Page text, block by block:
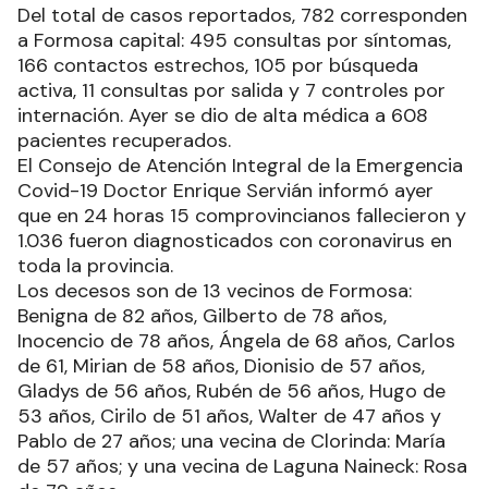
Del total de casos reportados, 782 corresponden
a Formosa capital: 495 consultas por síntomas,
166 contactos estrechos, 105 por búsqueda
activa, 11 consultas por salida y 7 controles por
internación. Ayer se dio de alta médica a 608
pacientes recuperados.
El Consejo de Atención Integral de la Emergencia
Covid-19 Doctor Enrique Servián informó ayer
que en 24 horas 15 comprovincianos fallecieron y
1.036 fueron diagnosticados con coronavirus en
toda la provincia.
Los decesos son de 13 vecinos de Formosa:
Benigna de 82 años, Gilberto de 78 años,
Inocencio de 78 años, Ángela de 68 años, Carlos
de 61, Mirian de 58 años, Dionisio de 57 años,
Gladys de 56 años, Rubén de 56 años, Hugo de
53 años, Cirilo de 51 años, Walter de 47 años y
Pablo de 27 años; una vecina de Clorinda: María
de 57 años; y una vecina de Laguna Naineck: Rosa